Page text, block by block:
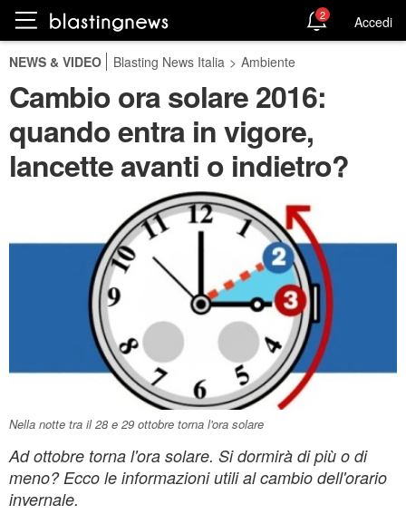
2 Accedi
NEWS & VIDEO Blasting News Italia > Ambiente
Cambio ora solare 2016:
quando entra in vigore,
lancette avanti o indietro?
Nella notte tra il 28 e 29 ottobre torna l'ora solare
Ad ottobre torna l'ora solare. Si dormirà di più o di
meno? Ecco le informazioni utili al cambio dell'orario
invernale.